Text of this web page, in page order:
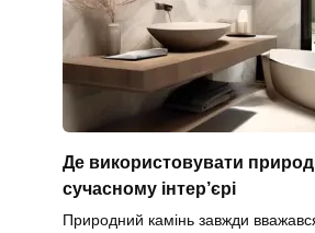
Де використовувати
сучасному інтер’єрі
Природний камінь завжди